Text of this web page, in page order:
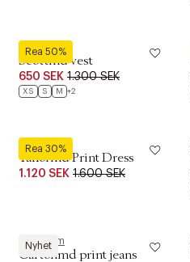
Rea 50%
Modström
Scottmd vest
650 SEK 1.300 SEK
XS S M +2
Rea 30%
Modström
Tailormd Print Dress
1.120 SEK 1.600 SEK
Nyhet
Modström
Cartonmd print jeans